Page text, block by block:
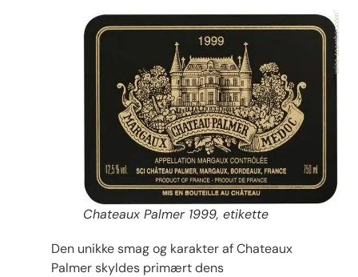
Chateaux Palmer 1999, etikette
Den unikke smag og karakter af Chateaux
Palmer skyldes primært dens